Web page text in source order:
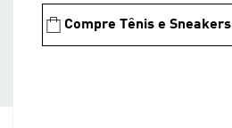
Compre Tênis e Sneakers